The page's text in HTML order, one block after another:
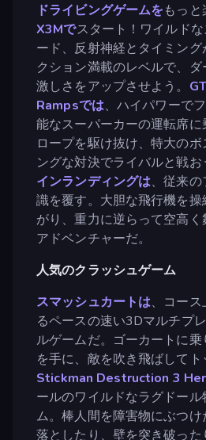
ドライビングゲームをもっと
X3Mでスタート！ワイルド
ード、反射神経とタイミン
クション満載のレベルで、
激しさをアップさせよう。
Rampsでは、ハイパワーで
能なスーパーカーの運転席
ロープを駆け抜け、特大の
ングな対決でライバルと戦お
インランディングは、従来
識を覆す。大胆な飛行機を
がり、重力に逆らって空高く
アドベンチャーだ。
人気のクラッシュゲーム
スマッシュカートは、コー
るペースの速い3Dマルチプ
ルゲームだ。ゴーカートに
を手に、敵を吹き飛ばしてト
Stickman Destruction 3
ールのワイルドなラグドー
ム。棒人間を障害物にぶつ
落としたり、壁を突き破っ